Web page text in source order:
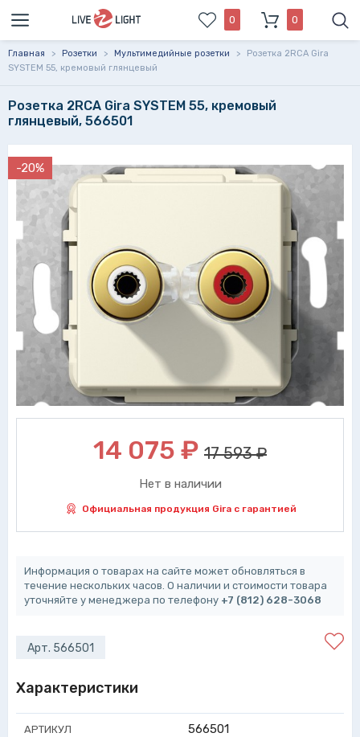
0 0
Главная > Розетки > Мультимедийные розетки >
Розетка 2RCA Gira
SYSTEM 55, кремовый глянцевый
Розетка 2RCA Gira SYSTEM 55, кремовый
глянцевый, 566501
-20%
14 075 ₽ 17 593 ₽
Нет в наличии
Официальная продукция Gira с гарантией
Информация о товарах на сайте может обновляться в
течение нескольких часов. О наличии и стоимости товара
уточняйте у менеджера по телефону +7 (812) 628-3068
Арт. 566501
Характеристики
АРТИКУЛ 566501